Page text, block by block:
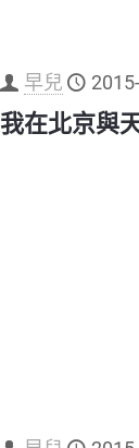
早兒
我在北京與